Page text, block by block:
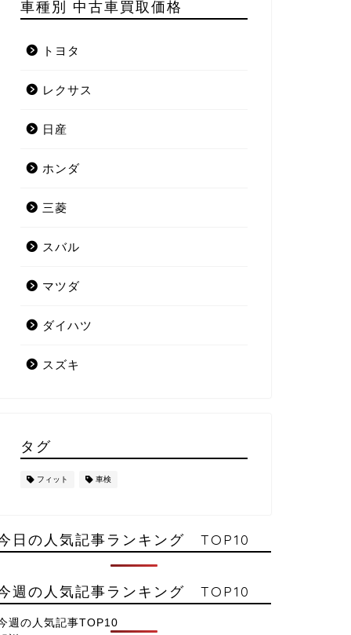
車種別 中古車買取価格
トヨタ
レクサス
日産
ホンダ
三菱
スバル
マツダ
ダイハツ
スズキ
タグ
フィット 車検
日の人気記事ランキング TOP10
週の人気記事ランキング TOP10
週の人気記事TOP10